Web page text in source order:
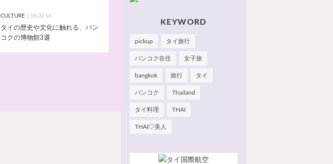
CULTURE 18.03.16
タイの歴史や文化に触れる、バン
コクの博物館3選
たら嬉しいです 🙂 📌
Instagram Hau's Style
KEYWORD
pickup タイ旅行
バンコク在住 女子旅
bangkok 旅行 タイ
バンコク Thailand
タイ料理 THAI
THAI♡美人